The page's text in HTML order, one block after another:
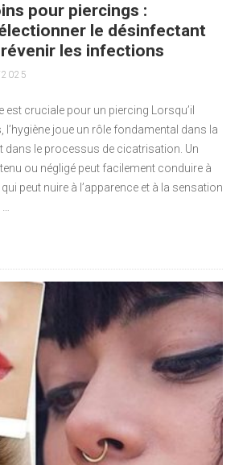
pour piercings :
le désinfectant
les infections
est cruciale pour un piercing Lorsqu’il
l’hygiène joue un rôle fondamental dans la
dans le processus de cicatrisation. Un
ou négligé peut facilement conduire à
peut nuire à l’apparence et à la sensation